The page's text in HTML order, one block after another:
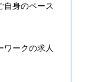
自身のペース
ワークの求人